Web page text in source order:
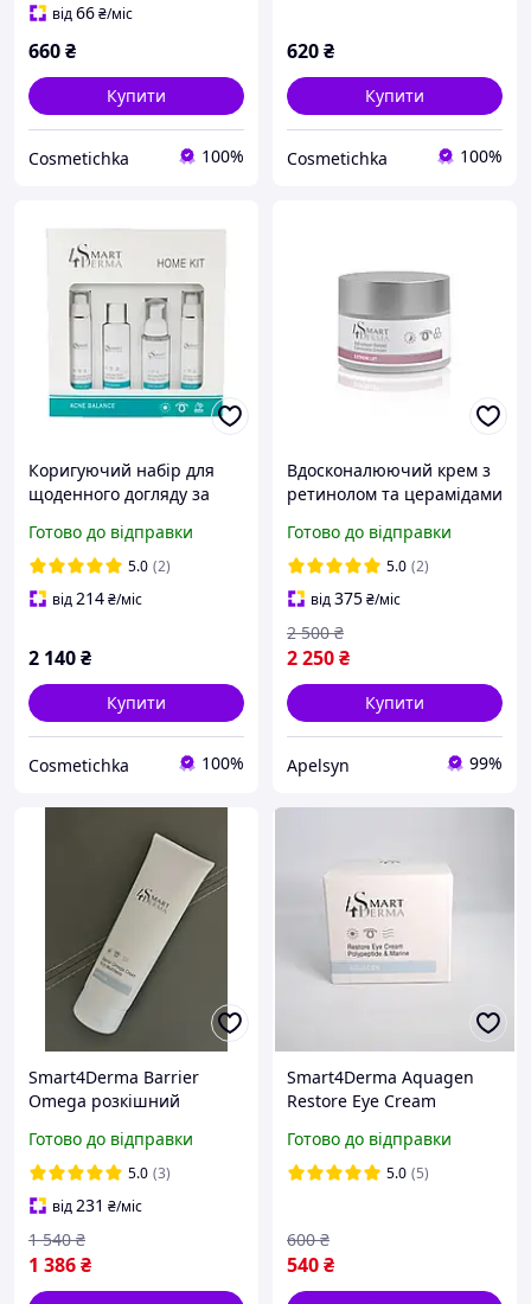
від66₴/міс
660₴
Купити
Cosmetichka 100%
620₴
Купити
Cosmetichka 100%
Коригуючий набір для
щоденного догляду за
шкірою Smart4Derma
Acne Balance Home Kit
Готово до відправки
5.0 (2)
від214₴/міс
2 140₴
Купити
Cosmetichka 100%
Вдосконалюючий крем з
ретинолом та церамідами
Advanced Retinol
Ceramide Cream 50ml
Готово до відправки
5.0 (2)
від375₴/міс
2 250₴
2 500 ₴
Купити
Apelsyn 99%
Smart4Derma Barrier
Omega розкішний
церамідами, 230мл
Готово до відправки
5.0 (3)
від231 ₴/міс
1 386₴
1 540 ₴
Smart4Derma Aquagen
Restore Eye Cream
дренажний крем проти
темних кругів і набряків,
Готово до відправки
5.0 (5)
540₴
600 ₴